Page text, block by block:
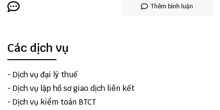
Thêm bình luận
Các dịch vụ
- Dịch vụ đại lý thuế
- Dịch vụ lập hồ sơ giao dịch liên kết
- Dịch vụ kiểm toán BTCT